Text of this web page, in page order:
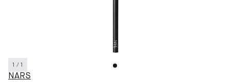
1 / 1
NARS